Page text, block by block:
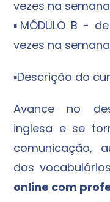
vezes na
▪️MÓDULO B -
vezes na
▪️Descrição do
Avance no
inglesa e se
comunicação,
dos
online com